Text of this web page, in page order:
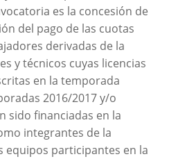
es la concesión de
del pago de las cuotas
derivadas de la
y técnicos cuyas licencias
en la temporada
2016/2017 y/o
sido financiadas en la
integrantes de la
equipos participantes en la